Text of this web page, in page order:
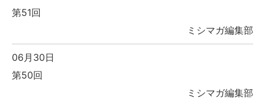
第51回
ミシマガ編集部
06月30日
第50回
ミシマガ編集部